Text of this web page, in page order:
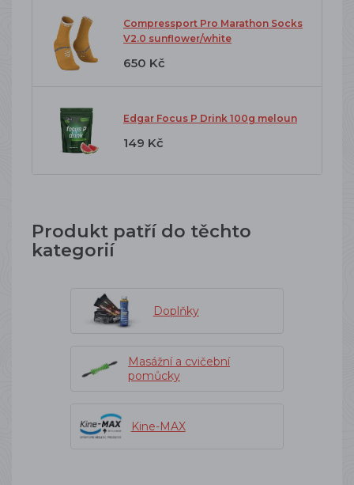
Compressport Pro Marathon Socks
V2.0 sunflower/white
650 Kč
Edgar Focus P Drink 100g meloun
149 Kč
Produkt patří do těchto
kategorií
Doplňky
Masážní a cvičební
pomůcky
Kine-MAX